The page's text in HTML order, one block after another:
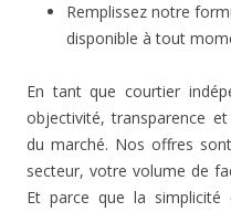
Remplissez notre
disponible à tout
En tant que courtier
objectivité, transparence
du marché. Nos offres
secteur, votre volume de
Et parce que la